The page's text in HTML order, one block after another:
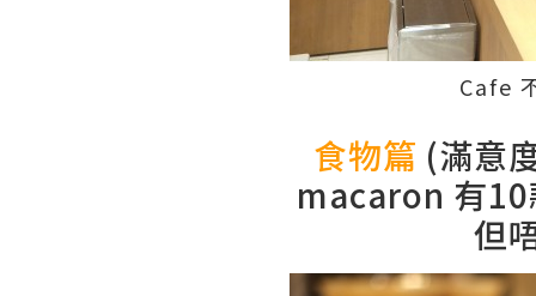
Cafe
食物篇 (滿意
macaron 有
但